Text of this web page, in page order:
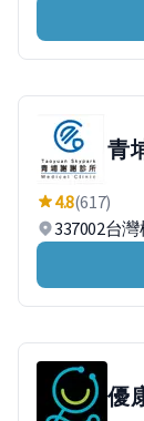
青
4.8(617)
337002台
優